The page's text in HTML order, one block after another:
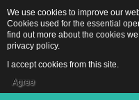
We use cookies to improve our
Cookies used for the essential
find out more about the cookies
privacy policy.
I accept cookies from this site.
Agree